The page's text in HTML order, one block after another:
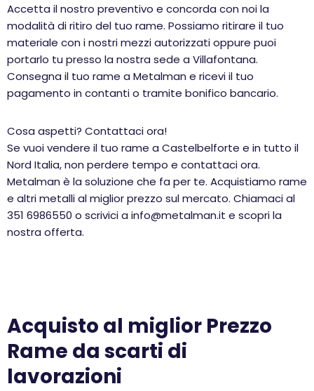
Accetta il nostro preventivo e concorda con noi la
modalità di ritiro del tuo rame. Possiamo ritirare il tuo
materiale con i nostri mezzi autorizzati oppure puoi
portarlo tu presso la nostra sede a Villafontana.
Consegna il tuo rame a Metalman e ricevi il tuo
pagamento in contanti o tramite bonifico bancario.
Cosa aspetti? Contattaci ora!
Se vuoi vendere il tuo rame a Castelbelforte e in tutto il
Nord Italia, non perdere tempo e contattaci ora.
Metalman è la soluzione che fa per te. Acquistiamo rame
e altri metalli al miglior prezzo sul mercato. Chiamaci al
351 6986550 o scrivici a info@metalman.it e scopri la
nostra offerta.
Acquisto al miglior Prezzo
Rame da scarti di
lavorazioni